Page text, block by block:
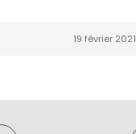
19 février 2021